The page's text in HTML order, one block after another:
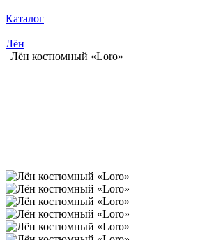
Каталог
Лён
Лён костюмный «Loro»